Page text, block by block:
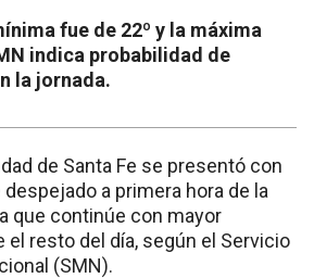
fue de 22º y la máxima
indica probabilidad de
la jornada.
de Santa Fe se presentó con
a primera hora de la
que continúe con mayor
el resto del día, según el Servicio
(SMN).